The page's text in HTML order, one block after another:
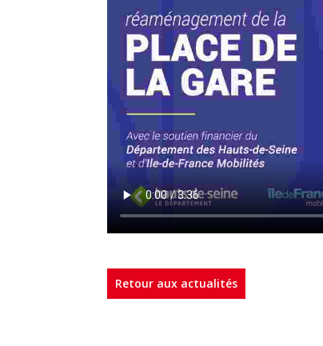
Retour aux actualités